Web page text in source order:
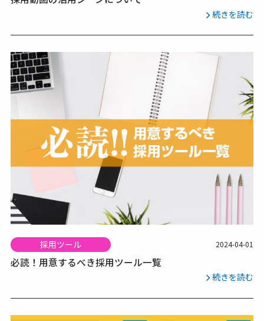
続きを読む
採用ツール 2024-04-01
必読！用意するべき採用ツール一覧
続きを読む